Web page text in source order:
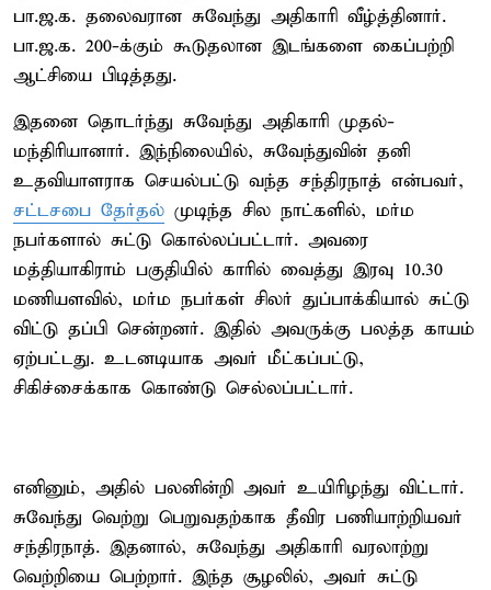
பா.ஜ.க. தலைவரான சுவேந்து அதிகாரி வீழ்த்தினார்.
பா.ஜ.க. 200-க்கும் கூடுதலான இடங்களை கைப்பற்றி
ஆட்சியை பிடித்தது.
இதனை தொடர்ந்து சுவேந்து அதிகாரி முதல்-
மந்திரியானார். இந்நிலையில், சுவேந்துவின் தனி
உதவியாளராக செயல்பட்டு வந்த சந்திரநாத் என்பவர்,
சட்டசபை தேர்தல் முடிந்த சில நாட்களில், மர்ம
நபர்களால் சுட்டு கொல்லப்பட்டார். அவரை
மத்தியாகிராம் பகுதியில் காரில் வைத்து இரவு 10.30
மணியளவில், மர்ம நபர்கள் சிலர் துப்பாக்கியால் சுட்டு
விட்டு தப்பி சென்றனர். இதில் அவருக்கு பலத்த காயம்
ஏற்பட்டது. உடனடியாக அவர் மீட்கப்பட்டு,
சிகிச்சைக்காக கொண்டு செல்லப்பட்டார்.
எனினும், அதில் பலனின்றி அவர் உயிரிழந்து விட்டார்.
சுவேந்து வெற்று பெறுவதற்காக தீவிர பணியாற்றியவர்
சந்திரநாத். இதனால், சுவேந்து அதிகாரி வரலாற்று
வெற்றியை பெற்றார். இந்த சூழலில், அவர் சுட்டு